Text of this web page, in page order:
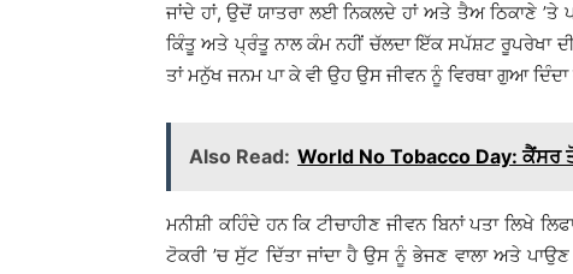
ਜਾਂਦੇ ਹਾਂ, ਉਦੋਂ ਯਾਤਰਾ ਲਈ ਨਿਕਲਦੇ ਹਾਂ ਅਤੇ ਤੈਅ ਠਿਕਾਣੇ ’ਤੇ
ਕਿੰਤੂ ਅਤੇ ਪ੍ਰੰਤੂ ਨਾਲ ਕੰਮ ਨਹੀਂ ਚੱਲਦਾ ਇੱਕ ਸਪੱਸ਼ਟ ਰੂਪਰੇਖਾ
ਤਾਂ ਮਨੁੱਖ ਜਨਮ ਪਾ ਕੇ ਵੀ ਉਹ ਉਸ ਜੀਵਨ ਨੂੰ ਵਿਰਥਾ ਗੁਆ ਦਿੰਦਾ
Also Read: World No Tobacco Day: ਕੈਂਸਰ
ਮਨੀਸ਼ੀ ਕਹਿੰਦੇ ਹਨ ਕਿ ਟੀਚਾਹੀਣ ਜੀਵਨ ਬਿਨਾਂ ਪਤਾ ਲਿਖੇ
ਟੋਕਰੀ ’ਚ ਸੁੱਟ ਦਿੱਤਾ ਜਾਂਦਾ ਹੈ ਉਸ ਨੂੰ ਭੇਜਣ ਵਾਲਾ ਅਤੇ